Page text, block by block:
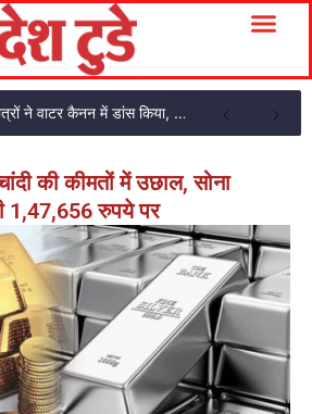
झारखंड विधानसभा घेराव: छात्रों ने वाटर कैनन में डांस किया, देवेंद्रनाथ भी शामिल
की कीमतों में उछाल, सोना
1,47,656 रुपये पर